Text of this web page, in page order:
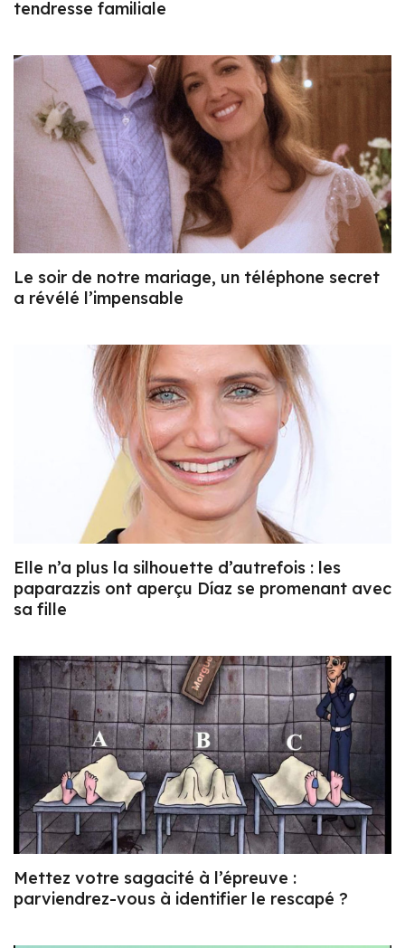
tendresse familiale
Le soir de notre mariage, un téléphone secret
a révélé l’impensable
Elle n’a plus la silhouette d’autrefois : les
paparazzis ont aperçu Díaz se promenant avec
sa fille
Mettez votre sagacité à l’épreuve :
parviendrez-vous à identifier le rescapé ?